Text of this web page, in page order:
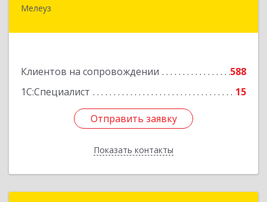
Мелеуз
Клиентов на сопровождении
588
1С:Специалист
15
Отправить заявку
Показать контакты
453852, Башкортостан Респ, Мелеузовский р-н,
Отправить заявку
Назад